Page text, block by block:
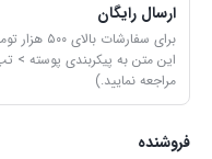
ارسال رایگان
برای
این متن به پیکربندی پوسته >
مراجعه نمایید.)
فروشنده